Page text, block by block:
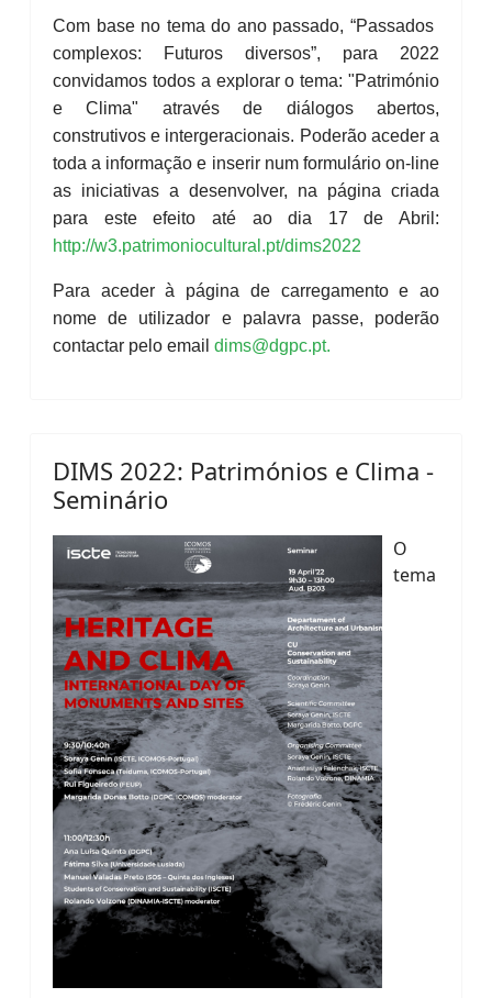
Com base no tema do ano passado, “Passados ​​
complexos: Futuros diversos”, para 2022
convidamos todos a explorar o tema: "Património
e Clima" através de diálogos abertos,
construtivos e intergeracionais. Poderão aceder a
toda a informação e inserir num formulário on-line
as iniciativas a desenvolver, na página criada
para este efeito até ao dia 17 de Abril:
http://w3.patrimoniocultural.pt/dims2022
Para aceder à página de carregamento e ao
nome de utilizador e palavra passe, poderão
contactar pelo email dims@dgpc.pt.
DIMS 2022: Patrimónios e Clima -
Seminário
O
tema